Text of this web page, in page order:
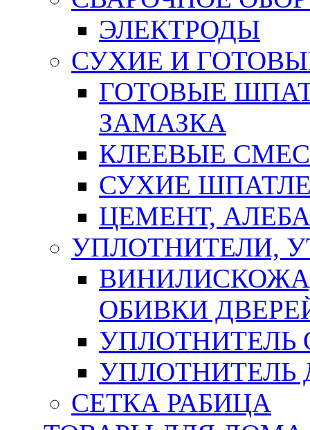
ЭЛЕКТРОДЫ
СУХИЕ И
ГОТОВЫЕ
ЗАМАЗКА
КЛЕЕВЫЕ
СУХИЕ
ЦЕМЕНТ,
УПЛОТНИТЕЛИ,
ОБИВКИ
УПЛОТНИТЕЛЬ
СЕТКА РАБИЦА